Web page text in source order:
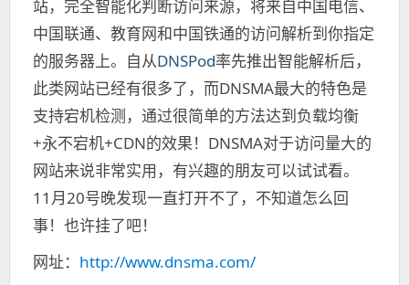
站，完全智能化判断访问来源，将来自中国电信、
中国联通、教育网和中国铁通的访问解析到你指定
的服务器上。自从DNSPod率先推出智能解析后，
此类网站已经有很多了，而DNSMA最大的特色是
支持宕机检测，通过很简单的方法达到负载均衡
+永不宕机+CDN的效果！DNSMA对于访问量大的
网站来说非常实用，有兴趣的朋友可以试试看。
11月20号晚发现一直打开不了，不知道怎么回
事！也许挂了吧！
网址： http://www.dnsma.com/